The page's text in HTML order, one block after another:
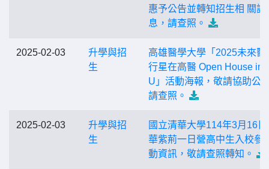
惠予公告並轉知招生相 關訊
息，請查照。
2025-02-03
升學與招
生
高雄醫學大學「2025未來醫
行星在高醫 Open House in
U」活動海報，敬請協助公
請查照。
2025-02-03
升學與招
生
國立清華大學114年3月16日
華紫荊一日營高中生入校參
動資訊，敬請查照轉知。